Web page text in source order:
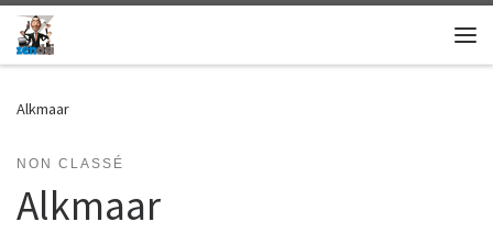
Skip to content
Alkmaar
NON CLASSÉ
Alkmaar